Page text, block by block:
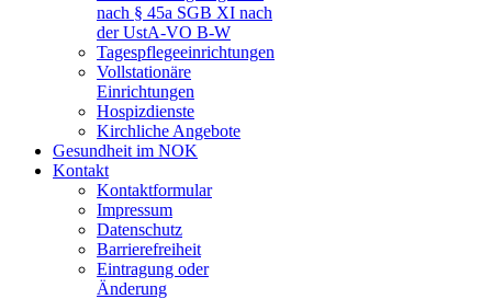
nach § 45a SGB XI nach
der UstA-VO B-W
Tagespflegeeinrichtungen
Vollstationäre
Einrichtungen
Hospizdienste
Kirchliche Angebote
Gesundheit im NOK
Kontakt
Kontaktformular
Impressum
Datenschutz
Barrierefreiheit
Eintragung oder
Änderung